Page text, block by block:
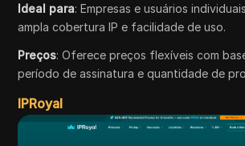
Ideal para: Empresas e usuários
ampla cobertura IP e facilidade de uso.
Preços: Oferece preços flexíveis com
período de assinatura e quantidade de
IPRoyal